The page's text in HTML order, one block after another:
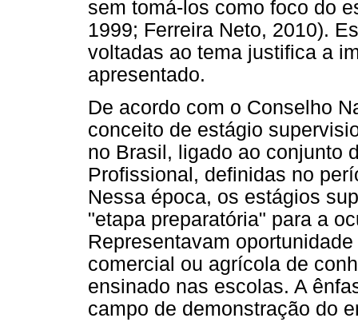
sem tomá-los como foco do
1999; Ferreira Neto, 2010).
voltadas ao tema justifica a
apresentado.
De acordo com o Conselho
conceito de estágio
no Brasil, ligado ao conjunto
Profissional, definidas no
Nessa época, os estágios
"etapa preparatória" para a
Representavam
comercial ou agrícola de
ensinado nas escolas. A
campo de demonstração do